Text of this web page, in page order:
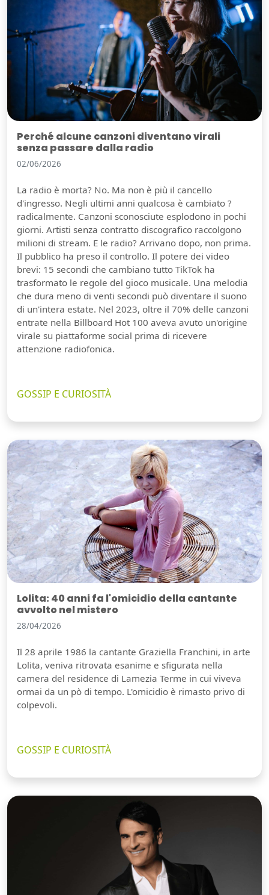
Perché alcune canzoni diventano virali
senza passare dalla radio
02/06/2026
La radio è morta? No. Ma non è più il cancello
d'ingresso. Negli ultimi anni qualcosa è cambiato ?
radicalmente. Canzoni sconosciute esplodono in pochi
giorni. Artisti senza contratto discografico raccolgono
milioni di stream. E le radio? Arrivano dopo, non prima.
Il pubblico ha preso il controllo. Il potere dei video
brevi: 15 secondi che cambiano tutto TikTok ha
trasformato le regole del gioco musicale. Una melodia
che dura meno di venti secondi può diventare il suono
di un'intera estate. Nel 2023, oltre il 70% delle canzoni
entrate nella Billboard Hot 100 aveva avuto un'origine
virale su piattaforme social prima di ricevere
attenzione radiofonica.
GOSSIP E CURIOSITÀ
Lolita: 40 anni fa l'omicidio della cantante
avvolto nel mistero
28/04/2026
Il 28 aprile 1986 la cantante Graziella Franchini, in arte
Lolita, veniva ritrovata esanime e sfigurata nella
camera del residence di Lamezia Terme in cui viveva
ormai da un pò di tempo. L'omicidio è rimasto privo di
colpevoli.
GOSSIP E CURIOSITÀ